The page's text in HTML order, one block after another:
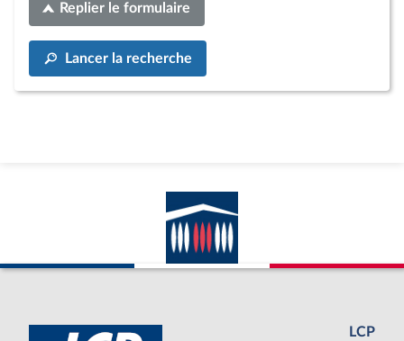
Replier le formulaire
Lancer la recherche
LCP